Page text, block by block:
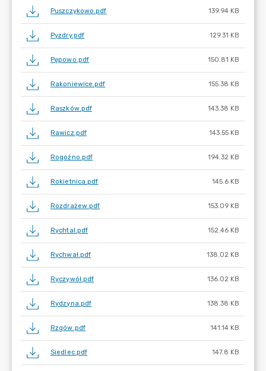
Puszczykowo.pdf 139.94 KB
Pyzdry.pdf 129.31 KB
Pępowo.pdf 150.81 KB
Rakoniewice.pdf 155.38 KB
Raszków.pdf 143.38 KB
Rawicz.pdf 143.55 KB
Rogoźno.pdf 194.32 KB
Rokietnica.pdf 145.6 KB
Rozdrażew.pdf 153.09 KB
Rychtal.pdf 152.46 KB
Rychwał.pdf 138.02 KB
Ryczywół.pdf 136.02 KB
Rydzyna.pdf 138.38 KB
Rzgów.pdf 141.14 KB
Siedlec.pdf 147.8 KB